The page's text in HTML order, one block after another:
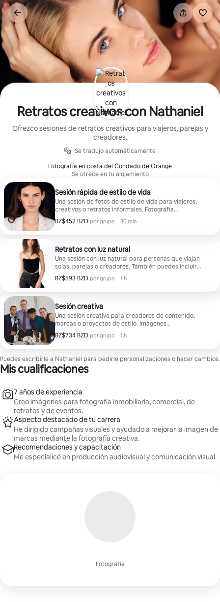
Omite
el
contenido
Retratos creativos con Nathaniel
Ofrezco sesiones de retratos creativos para viajeros, parejas y
creadores.
Se tradujo automáticamente
Fotografía en costa del Condado de Orange
Se ofrece en tu alojamiento
Sesión rápida de estilo de vida
Una sesión de fotos de estilo de vida para viajeros,
creativos o retratos informales. Fotografía
arquitectónica disponible previa solicitud. |
BZ$452 BZD por grupo
BZ$452 BZD por grupo
, · 30 min
Retratos con luz natural
Una sesión con luz natural para personas que viajan
solas, parejas o creadores. También puedes incluir
fotos arquitectónicas. |
BZ$593 BZD por grupo
BZ$593 BZD por grupo
, · 1 h
Sesión creativa
Una sesión creativa para creadores de contenido,
marcas o proyectos de estilo. Imágenes
arquitectónicas disponibles si es necesario.
BZ$734 BZD por grupo
BZ$734 BZD por grupo
, · 1 h
Puedes escribirle a Nathaniel para pedirle personalizaciones o hacer cambios.
Mis cualificaciones
Fotografía
7 años de experiencia
Creo imágenes para fotografía inmobiliaria, comercial, de
retratos y de eventos.
Aspecto destacado de tu carrera
He dirigido campañas visuales y ayudado a mejorar la imagen de
marcas mediante la fotografía creativa.
Recomendaciones y capacitación
Me especialicé en producción audiovisual y comunicación visual.